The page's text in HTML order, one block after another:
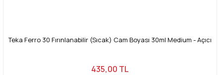
Teka Ferro 30 Fırınlanabilir (Sıcak) Cam Boyası 30ml Medium - Açıcı
435,00 TL